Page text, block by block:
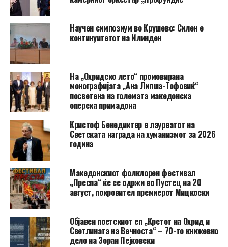
Научен симпозиум во Крушево: Силен е
континуитетот на Илинден
На „Охридско лето“ промовирана
монографијата „Ана Липша-Тофовиќ“
посветена на големата македонска
оперска примадона
Кристоф Бенедиктер е лауреатот на
Светската награда на хуманизмот за 2026
година
Македонскиот фолклорен фестивал
„Преспа“ ќе се одржи во Пустец на 20
август, покровител премиерот Мицкоски
Објавен поетскиот еп „Крстот на Охрид и
Светлината на Вечноста“ – 70-то книжевно
дело на Зоран Пејковски